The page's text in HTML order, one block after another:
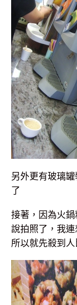
另外更有玻璃
了
接著，因為火
說拍照了，我
所以就先殺到